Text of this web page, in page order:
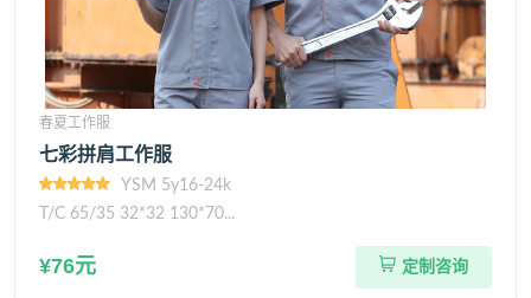
春夏工作服
七彩拼肩工作服
YSM 5y16-24k
T/C 65/35 32*32 130*70...
¥76元 定制咨询